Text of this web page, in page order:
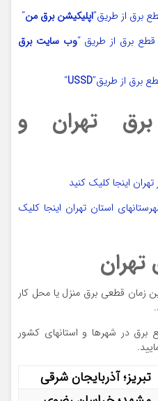
اپلیکیشن برق من“
وب سایت برق
USSD
“
تهران و
اینجا کلیک کنید
استان تهران اینجا کلیک
زمان قطعی برق منزل یا محل کار
در شهرها و استانهای کشور
تبریز؛ آذربایجان شرقی